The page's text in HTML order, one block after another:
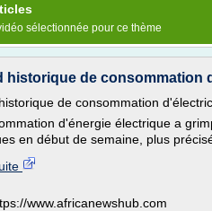
sélectionnée pour ce thème
historique de consommation
de consommation
d'énergie électrique a
en début de semaine, plus
www.africanewshub.com